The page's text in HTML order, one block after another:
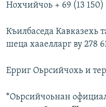
Нохчийчоь + 69 (13 150)
Къилбаседа Кавказехь
шеца хааелларг ву 278
Ерриг Оьрсийчохь и
*Оьрсийчоьнан